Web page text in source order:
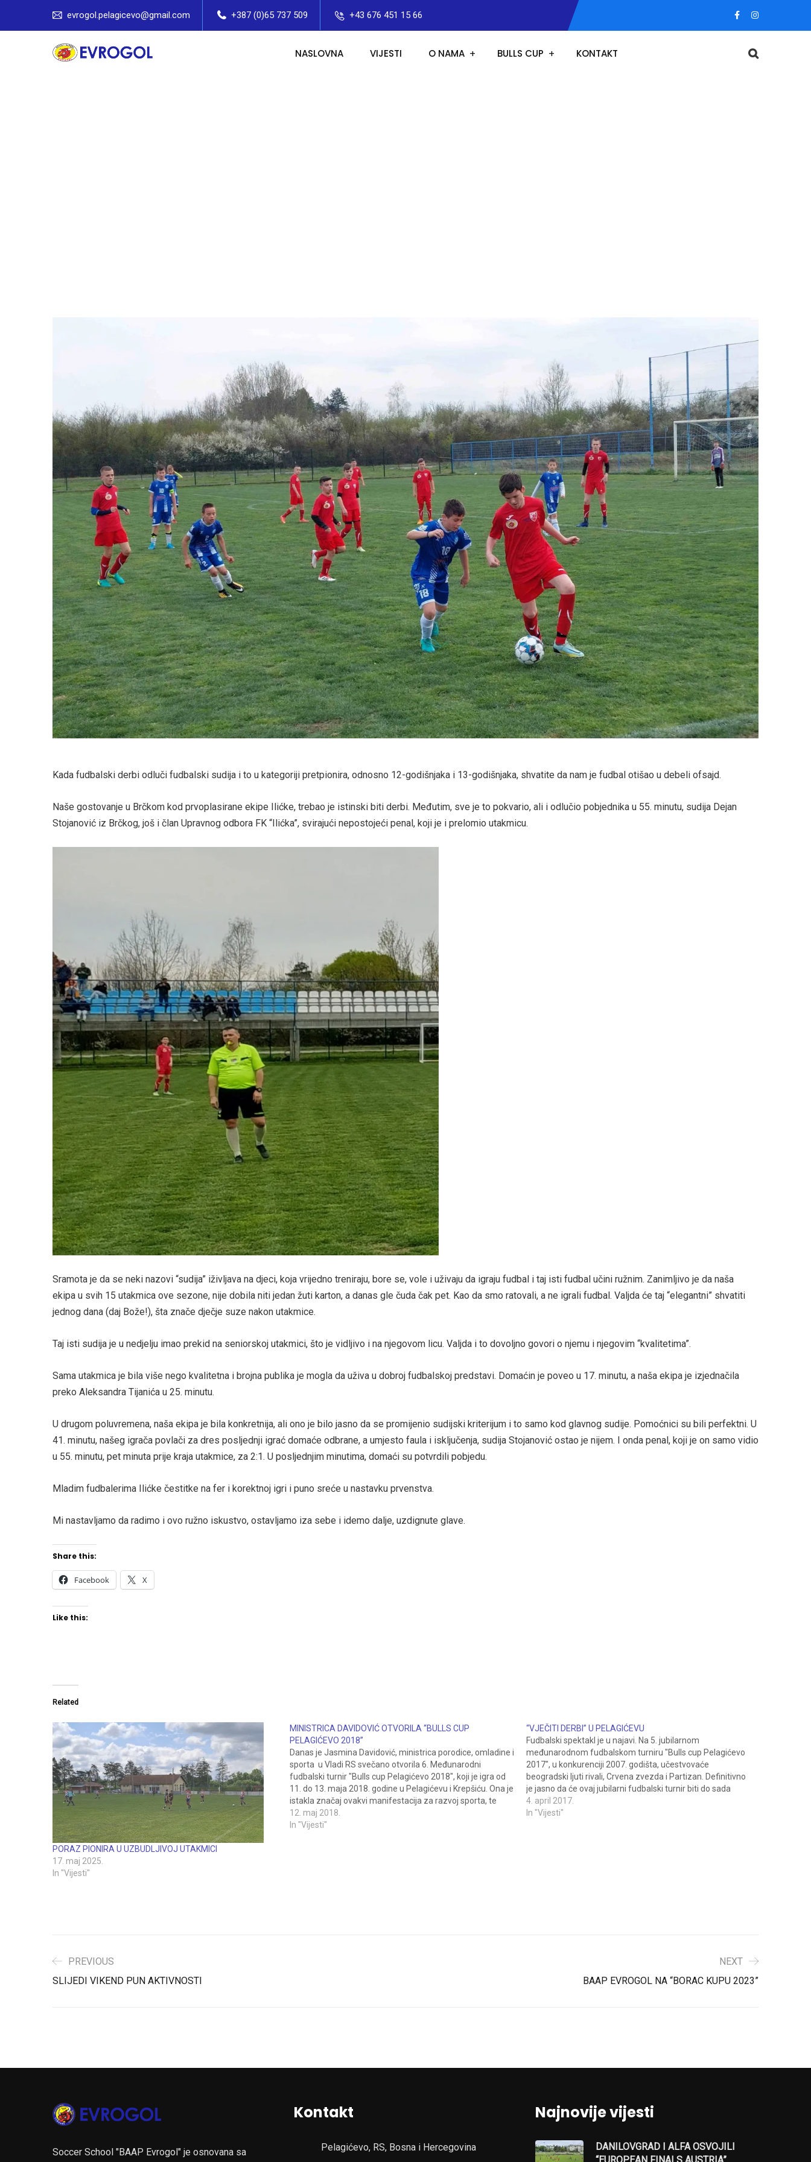
evrogol.pelagicevo@gmail.com +387 (0)65 737 509 +43 676 451 15 66
NASLOVNA VIJESTI O NAMA BULLS CUP KONTAKT
Kada fudbalski derbi odluči fudbalski sudija i to u kategoriji pretpionira, odnosno 12-godišnjaka i 13-godišnjaka, shvatite da nam je fudbal otišao u debeli ofsajd.
Naše gostovanje u Brčkom kod prvoplasirane ekipe Ilićke, trebao je istinski biti derbi. Međutim, sve je to pokvario, ali i odlučio pobjednika u 55. minutu, sudija Dejan
Stojanović iz Brčkog, još i član Upravnog odbora FK “Ilićka”, svirajući nepostojeći penal, koji je i prelomio utakmicu.
Sramota je da se neki nazovi “sudija” iživljava na djeci, koja vrijedno treniraju, bore se, vole i uživaju da igraju fudbal i taj isti fudbal učini ružnim. Zanimljivo je da naša
ekipa u svih 15 utakmica ove sezone, nije dobila niti jedan žuti karton, a danas gle čuda čak pet. Kao da smo ratovali, a ne igrali fudbal. Valjda će taj “elegantni” shvatiti
jednog dana (daj Bože!), šta znače dječje suze nakon utakmice.
Taj isti sudija je u nedjelju imao prekid na seniorskoj utakmici, što je vidljivo i na njegovom licu. Valjda i to dovoljno govori o njemu i njegovim “kvalitetima”.
Sama utakmica je bila više nego kvalitetna i brojna publika je mogla da uživa u dobroj fudbalskoj predstavi. Domaćin je poveo u 17. minutu, a naša ekipa je izjednačila
preko Aleksandra Tijanića u 25. minutu.
U drugom poluvremena, naša ekipa je bila konkretnija, ali ono je bilo jasno da se promijenio sudijski kriterijum i to samo kod glavnog sudije. Pomoćnici su bili perfektni. U
41. minutu, našeg igrača povlači za dres posljednji igrać domaće odbrane, a umjesto faula i isključenja, sudija Stojanović ostao je nijem. I onda penal, koji je on samo vidio
u 55. minutu, pet minuta prije kraja utakmice, za 2:1. U posljednjim minutima, domaći su potvrdili pobjedu.
Mladim fudbalerima Ilićke čestitke na fer i korektnoj igri i puno sreće u nastavku prvenstva.
Mi nastavljamo da radimo i ovo ružno iskustvo, ostavljamo iza sebe i idemo dalje, uzdignute glave.
Share this:
Facebook X
Like this:
Related
PORAZ PIONIRA U UZBUDLJIVOJ UTAKMICI
17. maj 2025.
In "Vijesti"
MINISTRICA DAVIDOVIĆ OTVORILA “BULLS CUP
PELAGIĆEVO 2018”
Danas je Jasmina Davidović, ministrica porodice, omladine i
sporta u Vladi RS svečano otvorila 6. Međunarodni
fudbalski turnir "Bulls cup Pelagićevo 2018", koji je igra od
11. do 13. maja 2018. godine u Pelagićevu i Krepšiću. Ona je
istakla značaj ovakvi manifestacija za razvoj sporta, te
poželjela svim učesnicima mnogo…
12. maj 2018.
In "Vijesti"
“VJEČITI DERBI” U PELAGIĆEVU
Fudbalski spektakl je u najavi. Na 5. jubilarnom
međunarodnom fudbalskom turniru "Bulls cup Pelagićevo
2017", u konkurenciji 2007. godišta, učestvovaće
beogradski ljuti rivali, Crvena zvezda i Partizan. Definitivno
je jasno da će ovaj jubilarni fudbalski turnir biti do sada
najjači, jer će okupiti ekipe iz sedam evropskih država, a
među…
4. april 2017.
In "Vijesti"
PREVIOUS
SLIJEDI VIKEND PUN AKTIVNOSTI
NEXT
BAAP EVROGOL NA “BORAC KUPU 2023”
Soccer School "BAAP Evrogol" je osnovana sa
Kontakt
Pelagićevo, RS, Bosna i Hercegovina
Najnovije vijesti
DANILOVGRAD I ALFA OSVOJILI